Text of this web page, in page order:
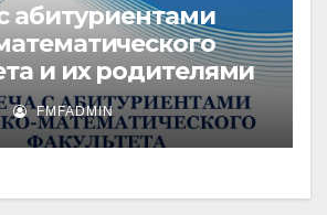
абитуриентами
и их родителями
FMFADMIN